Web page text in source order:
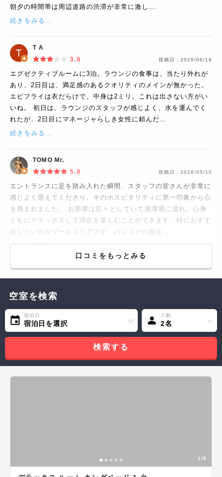
朝夕の時間帯は周辺道路の渋滞が非常に激し…
続きをみる...
T A
3.0
投稿日： 2026/06/16
エグゼクティブルームに3泊。ラウンジの食事は、当たり外れが
あり、2日目は、満足感のあるクオリティのメインが無かった。
エビフライは衣だらけで、中身は2ミリ。これは出さない方がい
いね。 初日は、ラウンジのスタッフが感じよく、水を運んでく
れたが、2日目にマネージャらしき女性に頼んだ…
続きをみる...
TOMO Mr.
5.0
投稿日： 2026/05/10
エントランスに足を踏み入れた瞬間、スタッフの皆さんが非常に
感じよく迎えてくださり、そのホスピタリティに第一印象から心
を掴まれました。 お部屋は広々としていて清潔感に溢れ、心身
ともにリラックスして滞在を楽しむことができます。特におすす
めしたいのがプールエリアです。バンコクの都会…
続きをみる...
口コミをもっとみる
空室を検索
宿泊日
宿泊日を選択
人数
2名
検索する
1/5